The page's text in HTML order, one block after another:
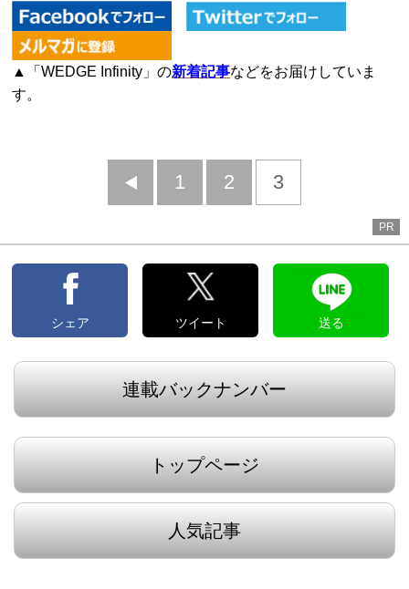
▲「WEDGE Infinity」の新着記事などをお届けしていま
す。
前
1 2 3
PR
シェア ツイート 送る
連載バックナンバー
トップページ
人気記事